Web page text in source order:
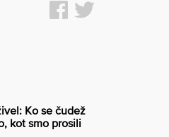
Ko se čudež
kot smo prosili